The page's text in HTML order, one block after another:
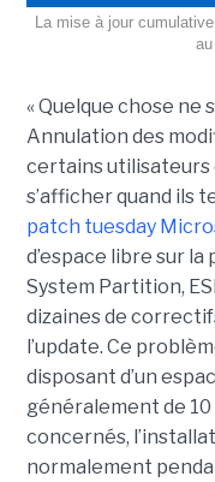
La mise à jour
« Quelque chose ne
Annulation des
certains utilisateurs
s’afficher quand ils
patch tuesday
d’espace libre sur
System Partition,
dizaines de
l’update. Ce
disposant d’un
généralement de 10
concernés,
normalement